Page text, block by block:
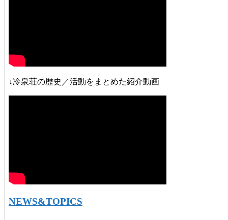
↓冷泉荘の歴史／活動をまとめた紹介動画
NEWS&TOPICS